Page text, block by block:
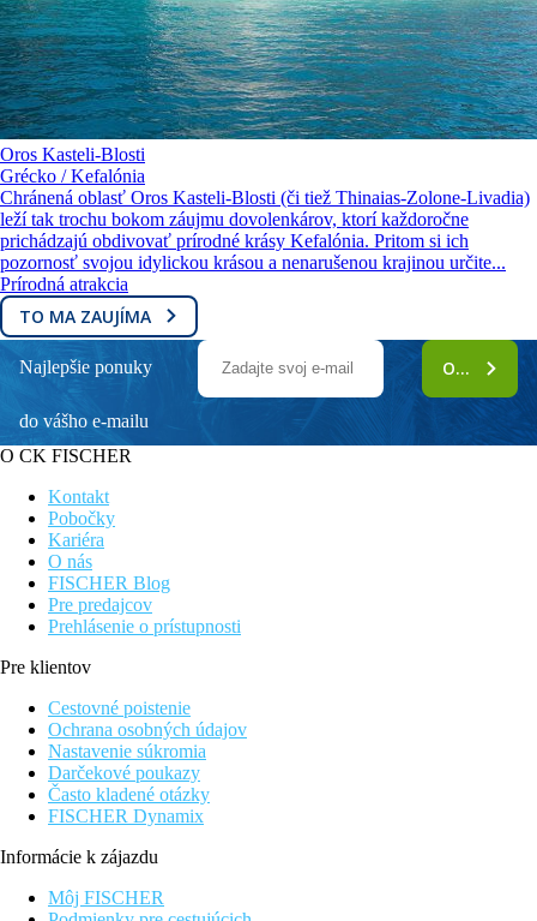
Oros Kasteli-Blosti
Grécko / Kefalónia
Chránená oblasť Oros Kasteli-Blosti (či tiež Thinaias-Zolone-Livadia)
leží tak trochu bokom záujmu dovolenkárov, ktorí každoročne
prichádzajú obdivovať prírodné krásy Kefalónia. Pritom si ich
pozornosť svojou idylickou krásou a nenarušenou krajinou určite...
Prírodná atrakcia
TO MA ZAUJÍMA
Najlepšie ponuky
do vášho e-mailu
ODOBERAŤ
O CK FISCHER
Kontakt
Pobočky
Kariéra
O nás
FISCHER Blog
Pre predajcov
Prehlásenie o prístupnosti
Pre klientov
Cestovné poistenie
Ochrana osobných údajov
Nastavenie súkromia
Darčekové poukazy
Často kladené otázky
FISCHER Dynamix
Informácie k zájazdu
Môj FISCHER